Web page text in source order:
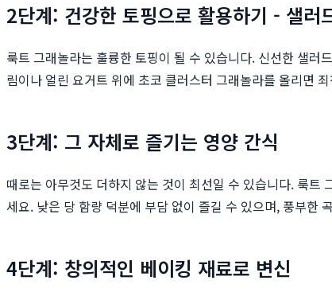
2단계: 건강한 토핑으로 활용하기 - 샐러
룩트 그래놀라는 훌륭한 토핑이 될 수 있습니다. 신선한 샐
림이나 얼린 요거트 위에 초코 클러스터 그래놀라를 올리면
3단계: 그 자체로 즐기는 영양 간식
때로는 아무것도 더하지 않는 것이 최선일 수 있습니다. 룩트
세요. 낮은 당 함량 덕분에 부담 없이 즐길 수 있으며, 풍부한
4단계: 창의적인 베이킹 재료로 변신